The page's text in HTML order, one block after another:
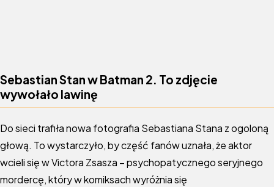
Sebastian Stan w Batman 2. To zdjęcie
wywołało lawinę
Do sieci trafiła nowa fotografia Sebastiana Stana z ogoloną
głową. To wystarczyło, by część fanów uznała, że aktor
wcieli się w Victora Zsasza – psychopatycznego seryjnego
mordercę, który w komiksach wyróżnia się